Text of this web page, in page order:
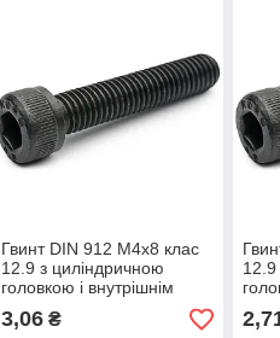
Гвинт DIN 912 М4х8 клас
12.9 з циліндричною
головкою і внутрішнім
шестигранником без
покриття
3,06₴
12.9